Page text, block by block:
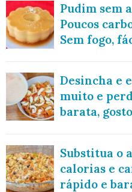
Pudim sem
Poucos
Sem fogo,
Desincha e
muito e
barata,
Substitua o
calorias e
rápido e